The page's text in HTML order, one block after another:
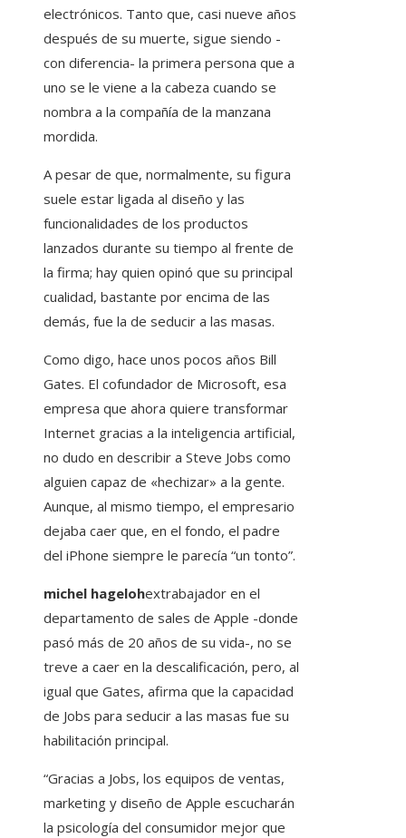
electrónicos. Tanto que, casi nueve años
después de su muerte, sigue siendo -
con diferencia- la primera persona que a
uno se le viene a la cabeza cuando se
nombra a la compañía de la manzana
mordida.
A pesar de que, normalmente, su figura
suele estar ligada al diseño y las
funcionalidades de los productos
lanzados durante su tiempo al frente de
la firma; hay quien opinó que su principal
cualidad, bastante por encima de las
demás, fue la de seducir a las masas.
Como digo, hace unos pocos años Bill
Gates. El cofundador de Microsoft, esa
empresa que ahora quiere transformar
Internet gracias a la inteligencia artificial,
no dudo en describir a Steve Jobs como
alguien capaz de «hechizar» a la gente.
Aunque, al mismo tiempo, el empresario
dejaba caer que, en el fondo, el padre
del iPhone siempre le parecía “un tonto”.
michel hagelohextrabajador en el
departamento de sales de Apple -donde
pasó más de 20 años de su vida-, no se
treve a caer en la descalificación, pero, al
igual que Gates, afirma que la capacidad
de Jobs para seducir a las masas fue su
habilitación principal.
“Gracias a Jobs, los equipos de ventas,
marketing y diseño de Apple escucharán
la psicología del consumidor mejor que